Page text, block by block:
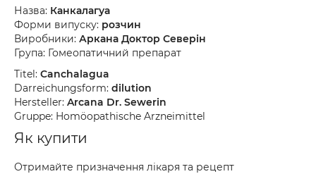
Назва: Канкалагуа
Форми випуску: розчин
Виробники: Аркана Доктор Северін
Група: Гомеопатичний препарат
Titel: Canchalagua
Darreichungsform: dilution
Hersteller: Arcana Dr. Sewerin
Gruppe: Homöopathische Arzneimittel
Як купити
Отримайте призначення лікаря та рецепт